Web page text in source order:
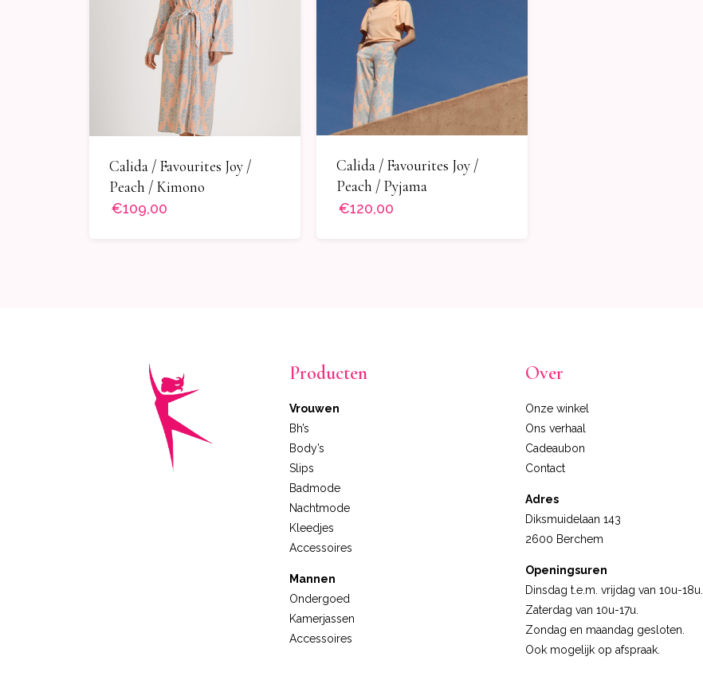
Calida / Favourites Joy /
Peach / Kimono
€109,00
Calida / Favourites Joy /
Peach / Pyjama
€120,00
Producten
Vrouwen
Bh’s
Body’s
Slips
Badmode
Nachtmode
Kleedjes
Accessoires
Mannen
Ondergoed
Kamerjassen
Accessoires
Over
Onze winkel
Ons verhaal
Cadeaubon
Contact
Adres
Diksmuidelaan 143
2600 Berchem
Openingsuren
Dinsdag t.e.m. vrijdag van 10u-18u.
Zaterdag van 10u-17u.
Zondag en maandag gesloten.
Ook mogelijk op afspraak.